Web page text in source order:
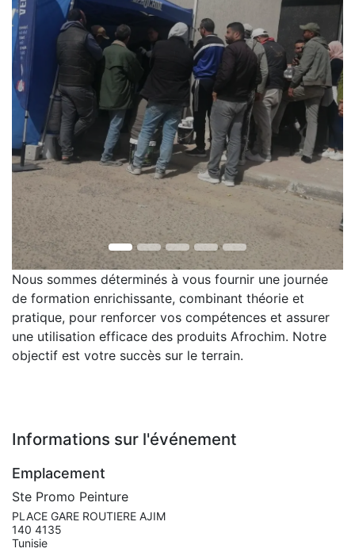
Nous sommes déterminés à vous fournir une journée
de formation enrichissante, combinant théorie et
pratique, pour renforcer vos compétences et assurer
une utilisation efficace des produits Afrochim. Notre
objectif est votre succès sur le terrain.
Informations sur l'événement
Emplacement
Ste Promo Peinture
PLACE GARE ROUTIERE AJIM
140 4135
Tunisie